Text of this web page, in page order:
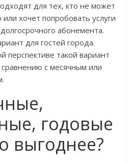
для тех, кто не может
хочет попробовать услуги
абонемента.
для гостей города.
перспективе такой вариант
с месячным или
годовые
выгоднее?